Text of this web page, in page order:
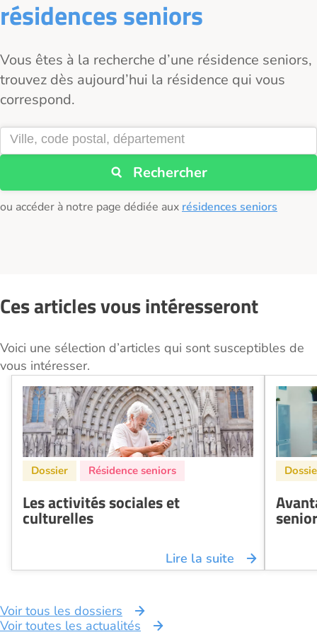
résidences seniors
Vous êtes à la recherche d’une résidence seniors,
trouvez dès aujourd’hui la résidence qui vous
correspond.
Rechercher
ou accéder à notre page dédiée aux résidences seniors
Ces articles vous intéresseront
Voici une sélection d’articles qui sont susceptibles de
vous intéresser.
Les activités sociales et
culturelles
Lire la suite
Voir tous les dossiers
Voir toutes les actualités